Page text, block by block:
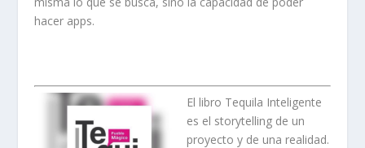
hacer apps.
El libro Tequila Inteligente
es el storytelling de un
proyecto y de una realidad.